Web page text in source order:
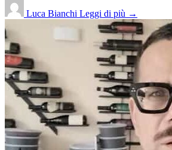
Luca Bianchi Leggi di più →